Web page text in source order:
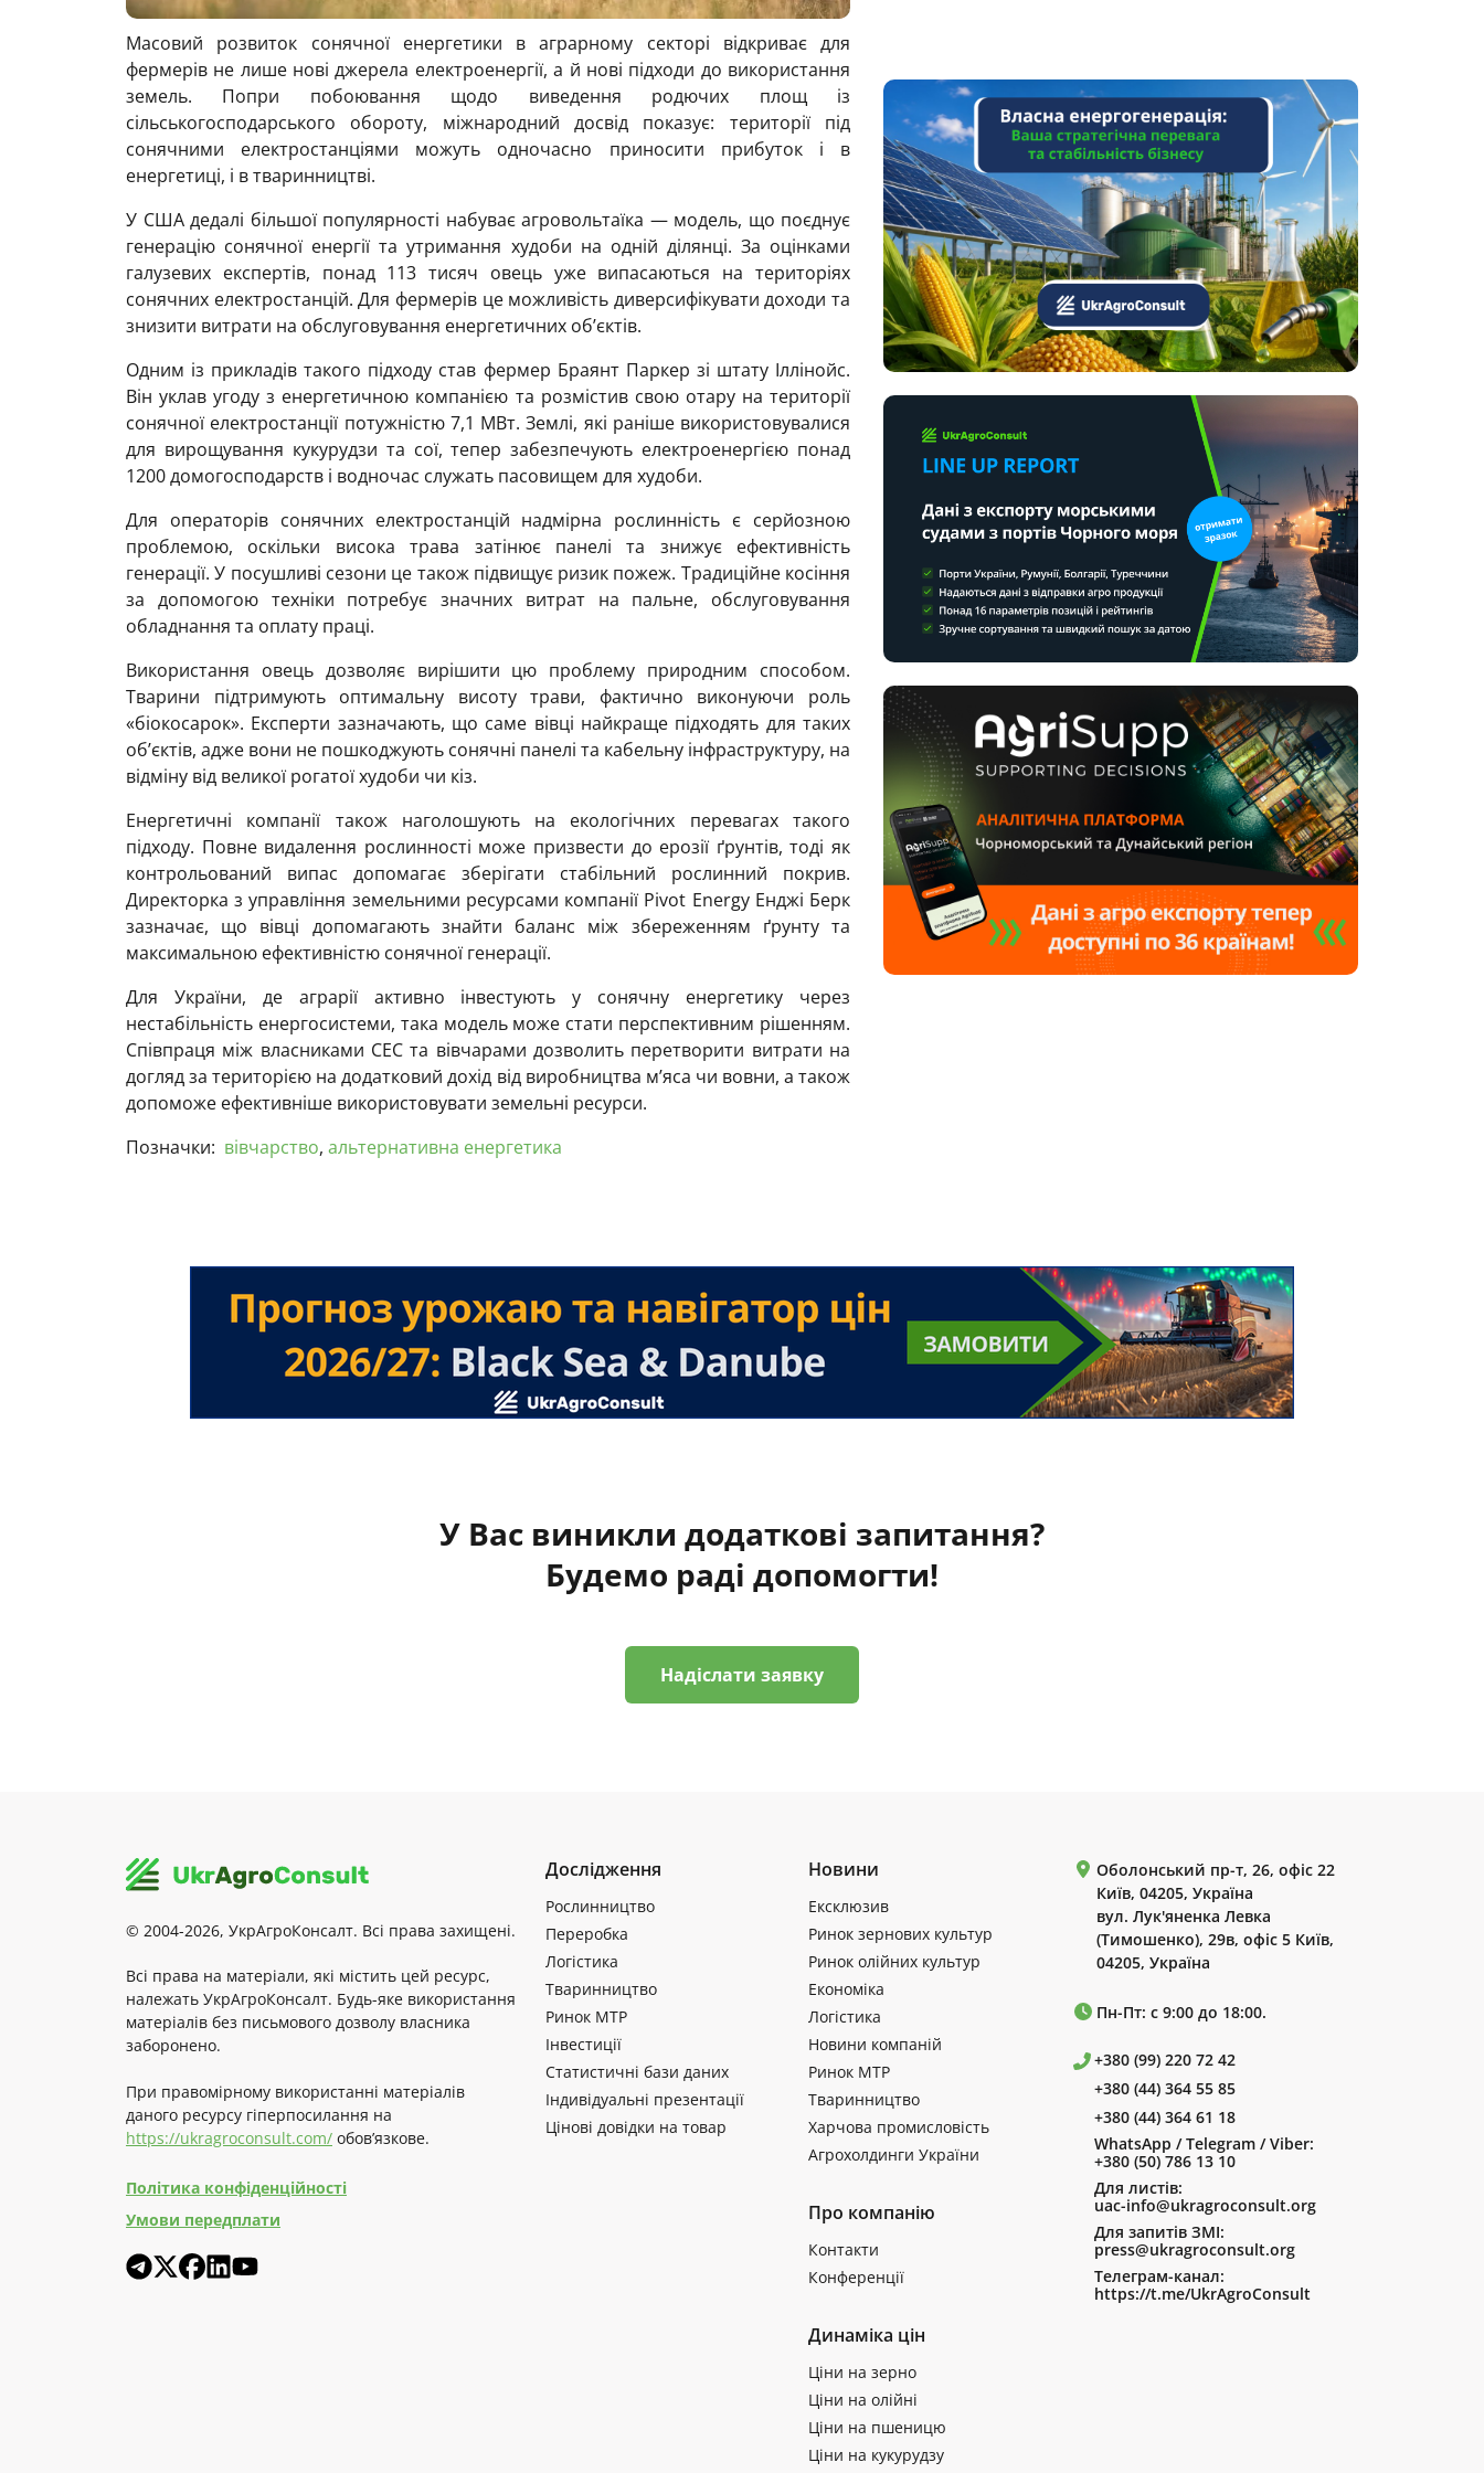
Масовий розвиток сонячної енергетики в аграрному секторі відкриває для
фермерів не лише нові джерела електроенергії, а й нові підходи до використання
земель. Попри побоювання щодо виведення родючих площ із
сільськогосподарського обороту, міжнародний досвід показує: території під
сонячними електростанціями можуть одночасно приносити прибуток і в
енергетиці, і в тваринництві.
У США дедалі більшої популярності набуває агровольтаїка — модель, що поєднує
генерацію сонячної енергії та утримання худоби на одній ділянці. За оцінками
галузевих експертів, понад 113 тисяч овець уже випасаються на територіях
сонячних електростанцій. Для фермерів це можливість диверсифікувати доходи та
знизити витрати на обслуговування енергетичних об’єктів.
Одним із прикладів такого підходу став фермер Браянт Паркер зі штату Іллінойс.
Він уклав угоду з енергетичною компанією та розмістив свою отару на території
сонячної електростанції потужністю 7,1 МВт. Землі, які раніше використовувалися
для вирощування кукурудзи та сої, тепер забезпечують електроенергією понад
1200 домогосподарств і водночас служать пасовищем для худоби.
Для операторів сонячних електростанцій надмірна рослинність є серйозною
проблемою, оскільки висока трава затінює панелі та знижує ефективність
генерації. У посушливі сезони це також підвищує ризик пожеж. Традиційне косіння
за допомогою техніки потребує значних витрат на пальне, обслуговування
обладнання та оплату праці.
Використання овець дозволяє вирішити цю проблему природним способом.
Тварини підтримують оптимальну висоту трави, фактично виконуючи роль
«біокосарок». Експерти зазначають, що саме вівці найкраще підходять для таких
об’єктів, адже вони не пошкоджують сонячні панелі та кабельну інфраструктуру, на
відміну від великої рогатої худоби чи кіз.
Енергетичні компанії також наголошують на екологічних перевагах такого
підходу. Повне видалення рослинності може призвести до ерозії ґрунтів, тоді як
контрольований випас допомагає зберігати стабільний рослинний покрив.
Директорка з управління земельними ресурсами компанії Pivot Energy Енджі Берк
зазначає, що вівці допомагають знайти баланс між збереженням ґрунту та
максимальною ефективністю сонячної генерації.
Для України, де аграрії активно інвестують у сонячну енергетику через
нестабільність енергосистеми, така модель може стати перспективним рішенням.
Співпраця між власниками СЕС та вівчарами дозволить перетворити витрати на
догляд за територією на додатковий дохід від виробництва м’яса чи вовни, а також
допоможе ефективніше використовувати земельні ресурси.
Позначки: вівчарство, альтернативна енергетика
У Вас виникли додаткові запитання?
Будемо раді допомогти!
Надіслати заявку
© 2004-2026, УкрАгроКонсалт. Всі права захищені.
Всі права на матеріали, які містить цей ресурс,
належать УкрАгроКонсалт. Будь-яке використання
матеріалів без письмового дозволу власника
заборонено.
При правомірному використанні матеріалів
даного ресурсу гіперпосилання на
https://ukragroconsult.com/ обов’язкове.
Політика конфіденційності
Умови передплати
Дослідження
Рослинництво
Переробка
Логістика
Тваринництво
Ринок МТР
Інвестиції
Статистичні бази даних
Індивідуальні презентації
Цінові довідки на товар
Новини
Ексклюзив
Ринок зернових культур
Ринок олійних культур
Економіка
Логістика
Новини компаній
Ринок МТР
Тваринництво
Харчова промисловість
Агрохолдинги України
Про компанію
Контакти
Конференції
Динаміка цін
Ціни на зерно
Ціни на олійні
Ціни на пшеницю
Ціни на кукурудзу
Оболонський пр-т, 26, офіс 22
Київ, 04205, Україна
вул. Лук'яненка Левка
(Тимошенко), 29в, офіс 5 Київ,
04205, Україна
Пн-Пт: с 9:00 до 18:00.
+380 (99) 220 72 42
+380 (44) 364 55 85
+380 (44) 364 61 18
WhatsApp / Telegram / Viber:
+380 (50) 786 13 10
Для листів:
uac-info@ukragroconsult.org
Для запитів ЗМІ:
press@ukragroconsult.org
Телеграм-канал:
https://t.me/UkrAgroConsult